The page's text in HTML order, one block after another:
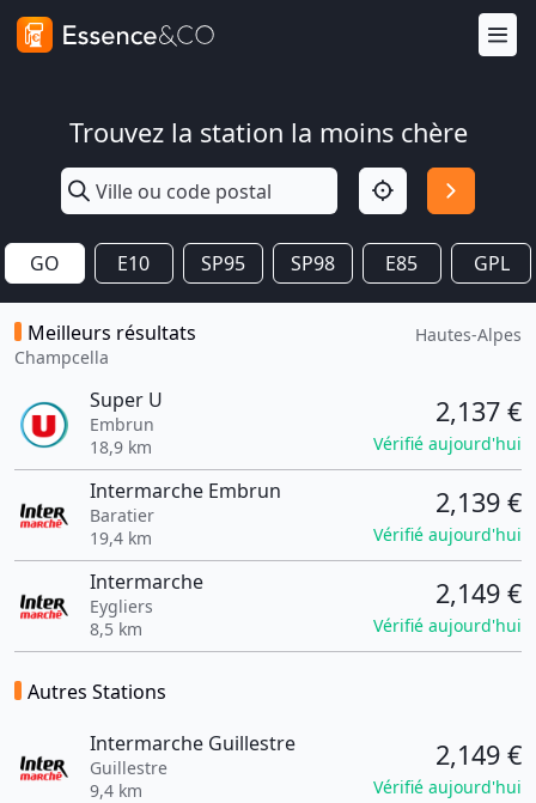
Trouvez la station la moins chère
GO E10 SP95 SP98 E85 GPL
Meilleurs résultats
Champcella
Hautes-Alpes
Super U
Embrun
18,9 km
2,137 €
Vérifié aujourd'hui
Intermarche Embrun
Baratier
19,4 km
2,139 €
Vérifié aujourd'hui
Intermarche
Eygliers
8,5 km
2,149 €
Vérifié aujourd'hui
Autres Stations
Intermarche Guillestre
Guillestre
9,4 km
2,149 €
Vérifié aujourd'hui